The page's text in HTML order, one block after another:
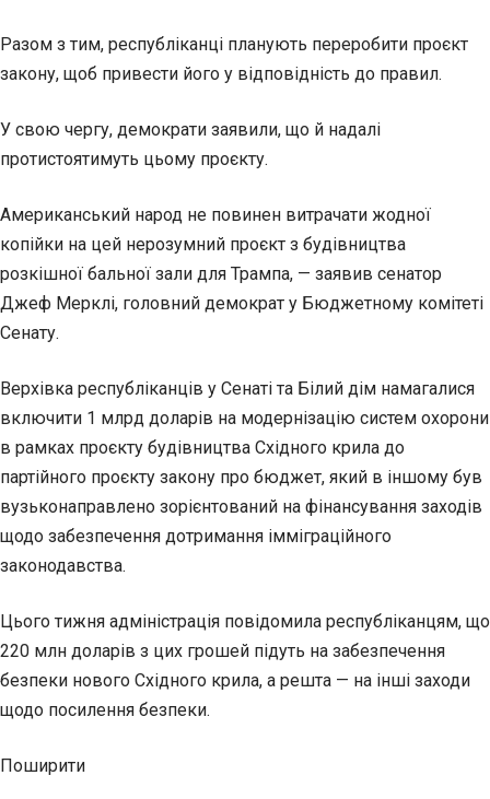
Разом з тим, республіканці планують переробити проєкт
закону, щоб привести його у відповідність до правил.
У свою чергу, демократи заявили, що й надалі
протистоятимуть цьому проєкту.
Американський народ не повинен витрачати жодної
копійки на цей нерозумний проєкт з будівництва
розкішної бальної зали для Трампа, — заявив сенатор
Джеф Мерклі, головний демократ у Бюджетному комітеті
Сенату.
Верхівка республіканців у Сенаті та Білий дім намагалися
включити 1 млрд доларів на модернізацію систем охорони
в рамках проєкту будівництва Східного крила до
партійного проєкту закону про бюджет, який в іншому був
вузьконаправлено зорієнтований на фінансування заходів
щодо забезпечення дотримання імміграційного
законодавства.
Цього тижня адміністрація повідомила республіканцям, що
220 млн доларів з цих грошей підуть на забезпечення
безпеки нового Східного крила, а решта — на інші заходи
щодо посилення безпеки.
Поширити